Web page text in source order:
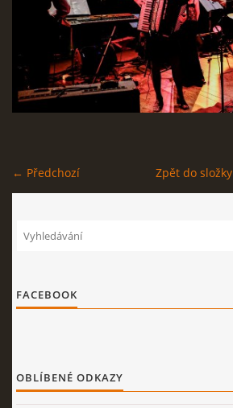
STAGEPLAN
Kapela BUMERANG
Poříčany okr. Kolín
kapelabumerang@gmail.com
← Předchozí Zpět do složky
FACEBOOK
OBLÍBENÉ ODKAZY